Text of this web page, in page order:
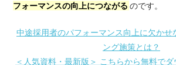
フォーマンスの向上につながる のです。
中途採用者のパフォーマンス向上に欠かせ
ング施策とは？
＜人気資料・最新版＞ こちらから無料で